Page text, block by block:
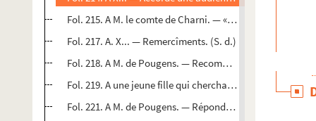
Fol. 215. A M. le comte de Charni. — « Il n'y a donc pas
Fol. 217. A. X... — Remercîments. (S. d.)
Fol. 218. A M. de Pougens. — Recommande un musicien
Fol. 219. A une jeune fille qui cherchait une position. —
Fol. 221. A M. de Pougens. — Répond à une demande non